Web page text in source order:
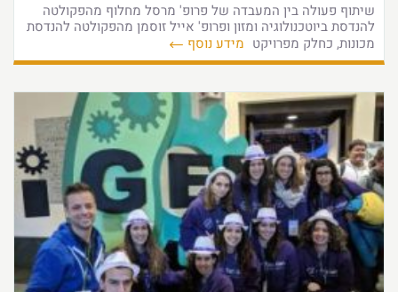
שיתוף פעולה בין המעבדה של פרופ' מרסל מחלוף מהפקולטה
להנדסת ביוטכנולוגיה ומזון ופרופ' אייל זוסמן מהפקולטה להנדסת
מכונות, כחלק מפרויקט מידע נוסף